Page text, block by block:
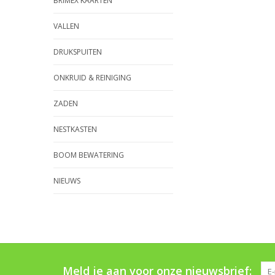
VALLEN
DRUKSPUITEN
ONKRUID & REINIGING
ZADEN
NESTKASTEN
BOOM BEWATERING
NIEUWS
Meld je aan voor onze nieuwsbrief: